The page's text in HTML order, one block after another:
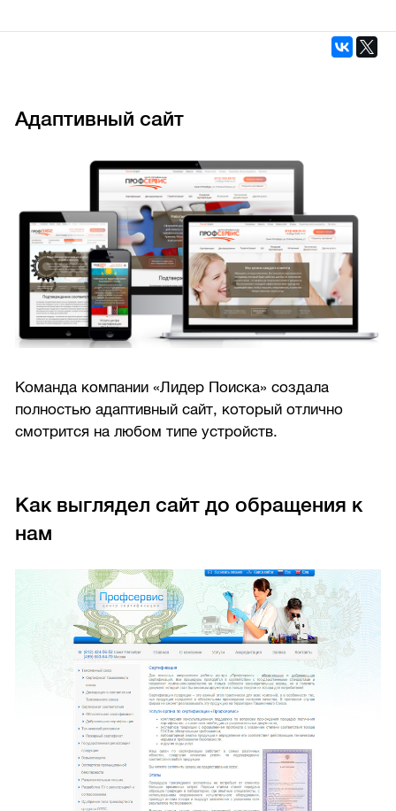
Адаптивный сайт
Команда компании «Лидер Поиска» создала
полностью адаптивный сайт, который отлично
смотрится на любом типе устройств.
Как выглядел сайт до обращения к
нам